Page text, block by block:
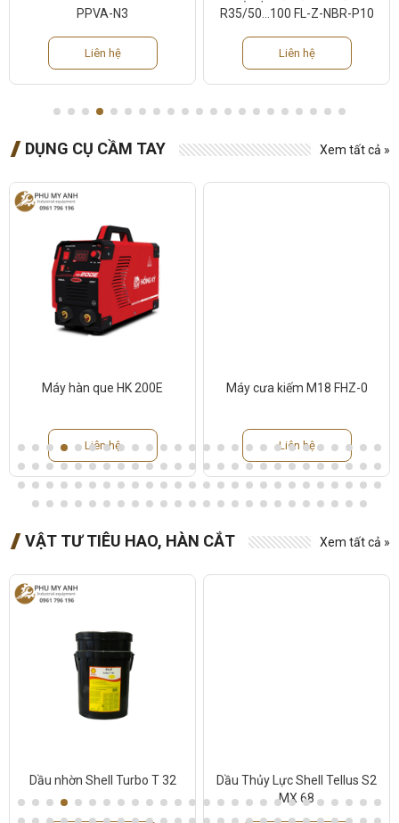
PPVA-N3
Liên hệ
R35/50...100 FL-Z-NBR-P10
Liên hệ
DỤNG CỤ CẦM TAY Xem tất cả »
Máy hàn que HK 200E
Liên hệ
Máy cưa kiếm M18 FHZ-0
Liên hệ
VẬT TƯ TIÊU HAO, HÀN CẮT Xem tất cả »
Dầu nhờn Shell Turbo T 32
Dầu Thủy Lực Shell Tellus S2
MX 68